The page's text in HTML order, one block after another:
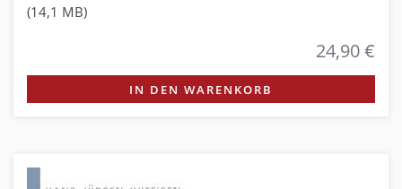
(14,1 MB)
24,90 €
IN DEN WARENKORB